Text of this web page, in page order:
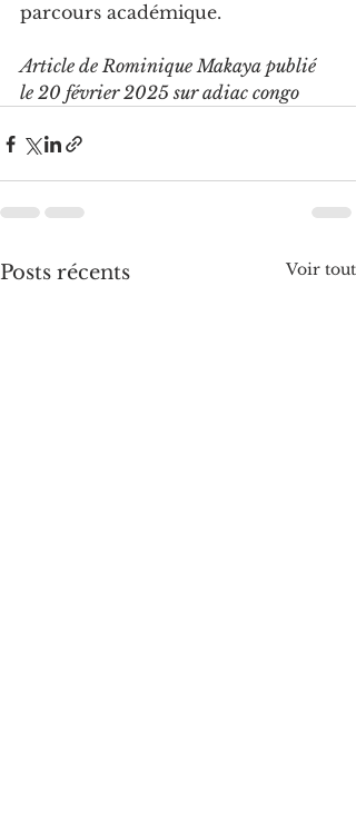
parcours académique.
Article de Rominique Makaya publié
le 20 février 2025 sur adiac congo
Posts récents Voir tout